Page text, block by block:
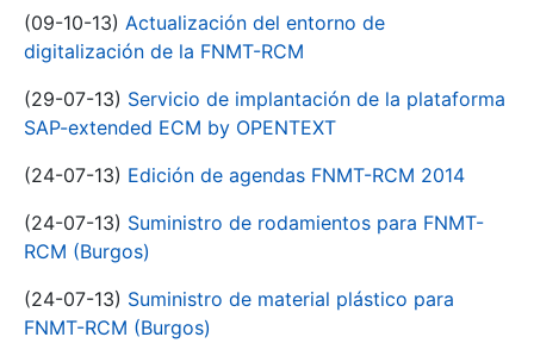
(09-10-13) Actualización del entorno de
digitalización de la FNMT-RCM
(29-07-13) Servicio de implantación de la plataforma
SAP-extended ECM by OPENTEXT
(24-07-13) Edición de agendas FNMT-RCM 2014
(24-07-13) Suministro de rodamientos para FNMT-
RCM (Burgos)
(24-07-13) Suministro de material plástico para
FNMT-RCM (Burgos)